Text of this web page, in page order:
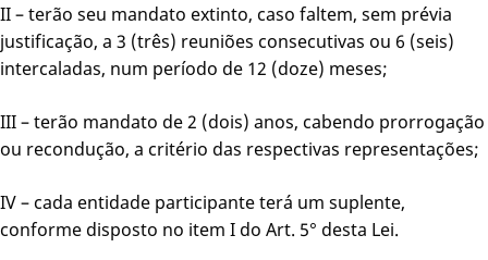
II – terão seu mandato extinto, caso faltem, sem prévia
justificação, a 3 (três) reuniões consecutivas ou 6 (seis)
intercaladas, num período de 12 (doze) meses;
III – terão mandato de 2 (dois) anos, cabendo prorrogação
ou recondução, a critério das respectivas representações;
IV – cada entidade participante terá um suplente,
conforme disposto no item I do Art. 5° desta Lei.